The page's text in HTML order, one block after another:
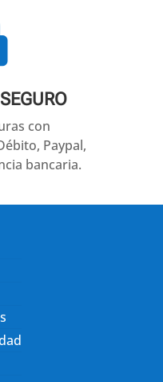
con
Paypal,
bancaria.